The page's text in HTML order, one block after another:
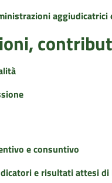
e consuntivo
e risultati attesi di